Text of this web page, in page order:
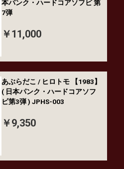
本パンク・ハードコアソフビ 第
7弾
￥11,000
あぶらだこ / ヒロトモ 【1983】
( 日本パンク・ハードコアソフ
ビ第3弾 ) JPHS-003
￥9,350